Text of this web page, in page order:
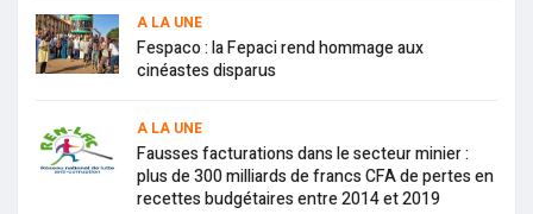
A LA UNE
Fespaco : la Fepaci rend hommage aux
cinéastes disparus
A LA UNE
Fausses facturations dans le secteur minier :
plus de 300 milliards de francs CFA de pertes en
recettes budgétaires entre 2014 et 2019